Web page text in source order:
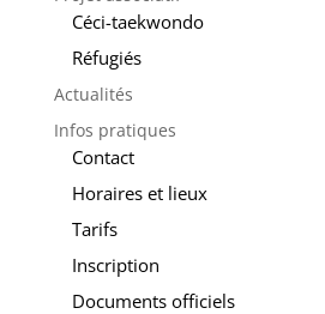
Céci-taekwondo
Réfugiés
Actualités
Infos pratiques
Contact
Horaires et lieux
Tarifs
Inscription
Documents officiels